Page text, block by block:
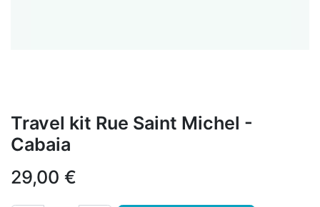
Travel kit Rue Saint Michel -
Cabaia
29,00 €